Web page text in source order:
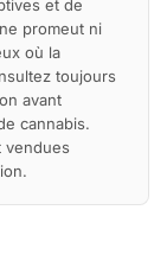
et de
promeut ni
où la
toujours
avant
cannabis.
vendues